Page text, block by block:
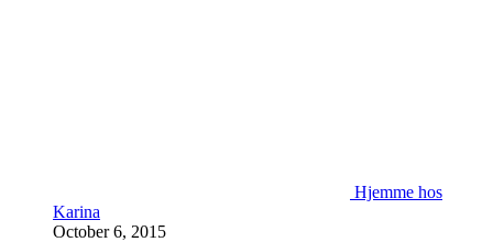
Hjemme hos
Karina
October 6, 2015